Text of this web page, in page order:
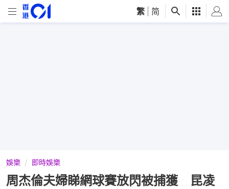
繁 简
娛樂 即時娛樂
周杰倫夫婦睇網球賽放閃被捕獲 昆凌